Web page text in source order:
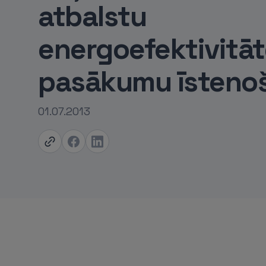
atbalstu
pasākumu
01.07.2013